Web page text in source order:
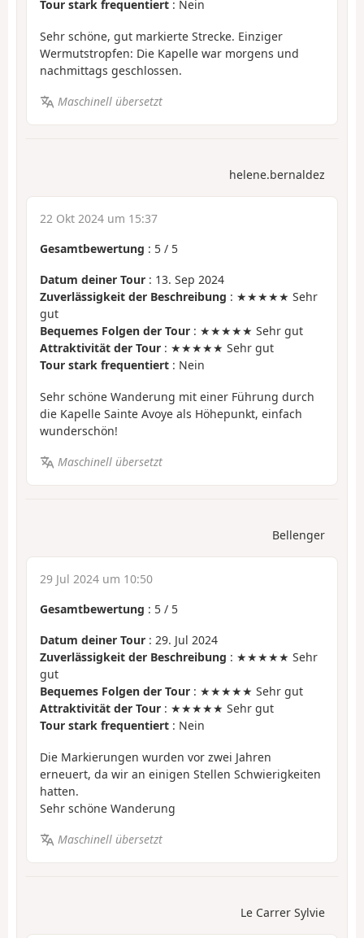
Tour stark frequentiert : Nein
Sehr schöne, gut markierte Strecke. Einziger
Wermutstropfen: Die Kapelle war morgens und
nachmittags geschlossen.
Maschinell übersetzt
helene.bernaldez
22 Okt 2024 um 15:37
Gesamtbewertung : 5 / 5
Datum deiner Tour : 13. Sep 2024
Zuverlässigkeit der Beschreibung : ★★★★★ Sehr
gut
Bequemes Folgen der Tour : ★★★★★ Sehr gut
Attraktivität der Tour : ★★★★★ Sehr gut
Tour stark frequentiert : Nein
Sehr schöne Wanderung mit einer Führung durch
die Kapelle Sainte Avoye als Höhepunkt, einfach
wunderschön!
Maschinell übersetzt
Bellenger
29 Jul 2024 um 10:50
Gesamtbewertung : 5 / 5
Datum deiner Tour : 29. Jul 2024
Zuverlässigkeit der Beschreibung : ★★★★★ Sehr
gut
Bequemes Folgen der Tour : ★★★★★ Sehr gut
Attraktivität der Tour : ★★★★★ Sehr gut
Tour stark frequentiert : Nein
Die Markierungen wurden vor zwei Jahren
erneuert, da wir an einigen Stellen Schwierigkeiten
hatten.
Sehr schöne Wanderung
Maschinell übersetzt
Le Carrer Sylvie